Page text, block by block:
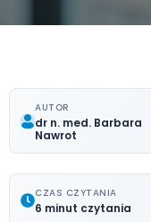
AUTOR
dr n. med. Barbara
Nawrot
CZAS CZYTANIA
6 minut czytania